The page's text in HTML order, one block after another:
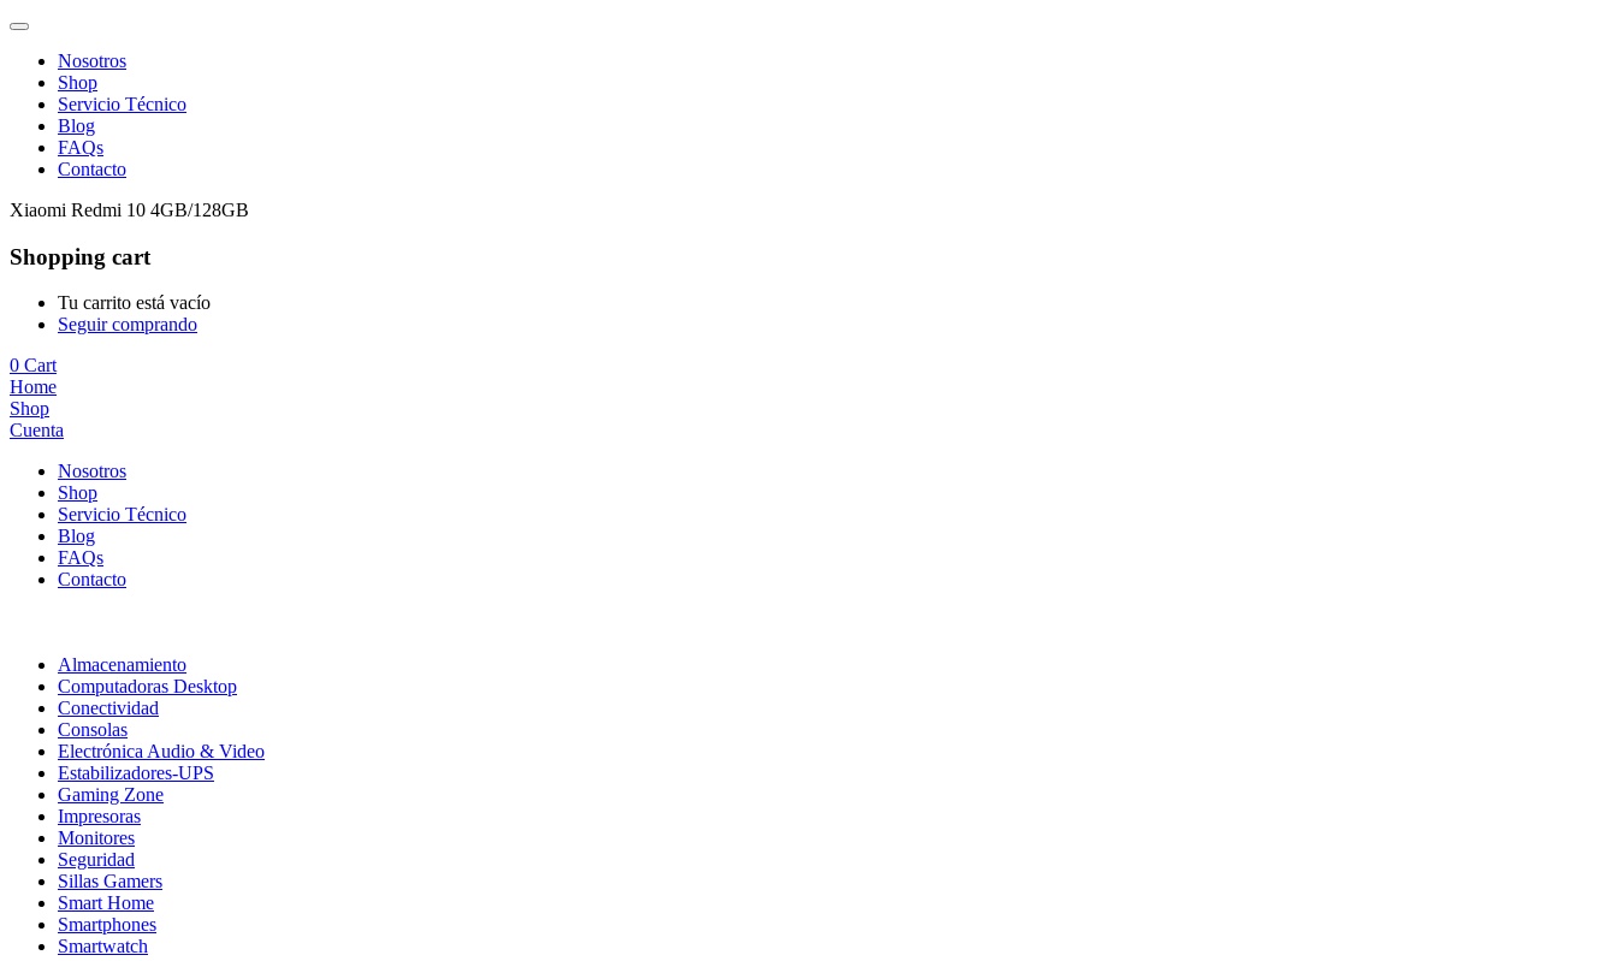
Nosotros
Shop
Servicio Técnico
Blog
FAQs
Contacto
Xiaomi Redmi 10 4GB/128GB
Shopping cart
Tu carrito está vacío
Seguir comprando
0 Cart
Home
Shop
Cuenta
Nosotros
Shop
Servicio Técnico
Blog
FAQs
Contacto
Almacenamiento
Computadoras Desktop
Conectividad
Consolas
Electrónica Audio & Video
Estabilizadores-UPS
Gaming Zone
Impresoras
Monitores
Seguridad
Sillas Gamers
Smart Home
Smartphones
Smartwatch